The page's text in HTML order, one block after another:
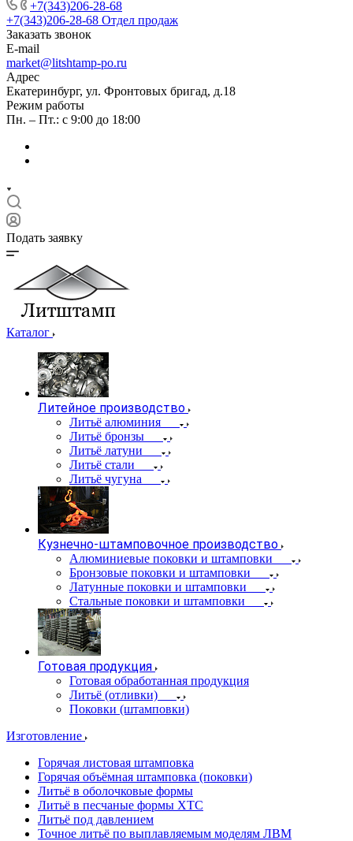
+7(343)206-28-68
+7(343)206-28-68 Отдел продаж
Заказать звонок
E-mail
market@litshtamp-po.ru
Адрес
Екатеринбург, ул. Фронтовых бригад, д.18
Режим работы
Пн. – Пт.: с 9:00 до 18:00
Подать заявку
Каталог
Литейное производство
Литьё алюминия
Литьё бронзы
Литьё латуни
Литьё стали
Литьё чугуна
Кузнечно-штамповочное производство
Алюминиевые поковки и штамповки
Бронзовые поковки и штамповки
Латунные поковки и штамповки
Стальные поковки и штамповки
Готовая продукция
Готовая обработанная продукция
Литьё (отливки)
Поковки (штамповки)
Изготовление
Горячая листовая штамповка
Горячая объёмная штамповка (поковки)
Литьё в оболочковые формы
Литьё в песчаные формы ХТС
Литьё под давлением
Точное литьё по выплавляемым моделям ЛВМ